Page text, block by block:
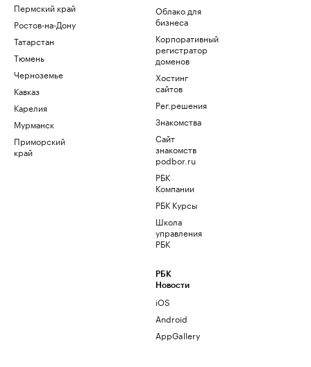
Пермский край
Ростов-на-Дону
Татарстан
Тюмень
Черноземье
Кавказ
Карелия
Мурманск
Приморский
край
Облако для
бизнеса
Корпоративный
регистратор
доменов
Хостинг
сайтов
Рег.решения
Знакомства
Сайт
знакомств
podbor.ru
РБК
Компании
РБК Курсы
Школа
управления
РБК
РБК
Новости
iOS
Android
AppGallery